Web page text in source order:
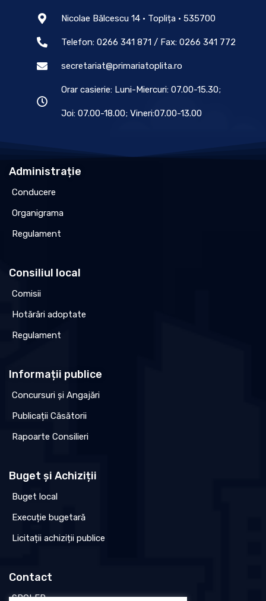
Nicolae Bălcescu 14 • Toplița • 535700
Telefon: 0266 341 871 / Fax: 0266 341 772
secretariat@primariatoplita.ro
Orar casierie: Luni-Miercuri: 07.00-15.30;
Joi: 07.00-18.00; Vineri:07.00-13.00
Administrație
Conducere
Organigrama
Regulament
Consiliul local
Comisii
Hotărâri adoptate
Regulament
Informații publice
Concursuri și Angajări
Publicații Căsătorii
Rapoarte Consilieri
Buget și Achiziții
Buget local
Execuție bugetară
Licitații achiziții publice
Contact
SPCLEP